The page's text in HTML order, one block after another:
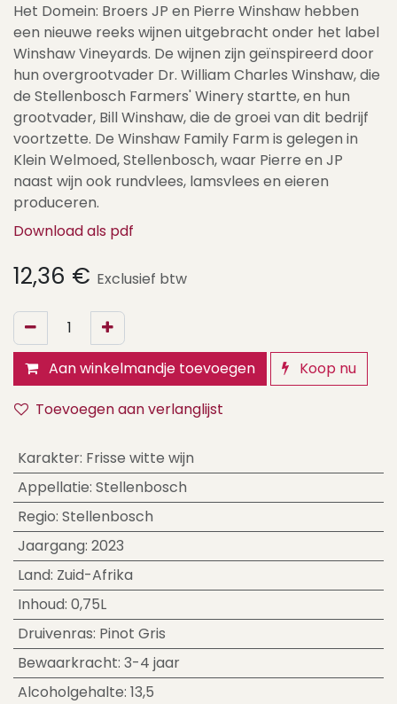
Het Domein: Broers JP en Pierre Winshaw hebben
een nieuwe reeks wijnen uitgebracht onder het label
Winshaw Vineyards. De wijnen zijn geïnspireerd door
hun overgrootvader Dr. William Charles Winshaw, die
de Stellenbosch Farmers' Winery startte, en hun
grootvader, Bill Winshaw, die de groei van dit bedrijf
voortzette. De Winshaw Family Farm is gelegen in
Klein Welmoed, Stellenbosch, waar Pierre en JP
naast wijn ook rundvlees, lamsvlees en eieren
produceren.
Download als pdf
12,36 € Exclusief btw
Aan winkelmandje toevoegen
Koop nu
Toevoegen aan verlanglijst
Karakter: Frisse witte wijn
Appellatie: Stellenbosch
Regio: Stellenbosch
Jaargang: 2023
Land: Zuid-Afrika
Inhoud: 0,75L
Druivenras: Pinot Gris
Bewaarkracht: 3-4 jaar
Alcoholgehalte: 13,5